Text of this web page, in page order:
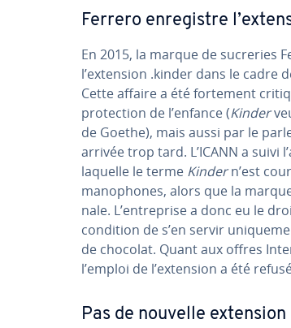
Ferrero en­re­gistre
En 2015, la marque de sucreries
l’extension .kinder dans le cadre
Cette affaire a été fortement
pro­tec­tion de l’enfance (Kinder
de Goethe), mais aussi par le
arrivée trop tard. L’ICANN a suivi
laquelle le terme Kindern’est
ma­no­phones, alors que la
nale. L’en­tre­prise a donc eu le
condition de s’en servir
de chocolat. Quant aux offres
l’emploi de l’extension a été
Pas de nouvelle